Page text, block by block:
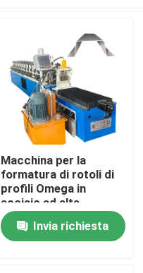
Macchina per la
formatura di rotoli di
profili Omega in
acciaio ad alta
velocità per taglio
volante personalizzato
Invia richiesta